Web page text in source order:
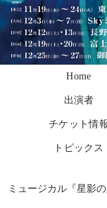
Home
出演者
チケット情
トピックス
ミュージカル『星影